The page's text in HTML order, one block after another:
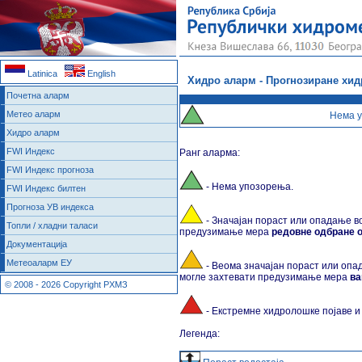
Хидро аларм - Прогнозиране
Нема
Ранг аларма:
- Нема упозорења.
- Значајан пораст или опадање
предузимање мера редовне одбране
- Веома значајан пораст или
могле захтевати предузимање мера
- Екстремне хидролошке појаве и
Легенда:
Latinica English
Почетна аларм
Метео аларм
Хидро аларм
FWI Индекс
FWI Индекс прогноза
FWI Индекс билтен
Прогноза УВ индекса
Топли / хладни таласи
Документација
Метеоаларм ЕУ
© 2008 - 2026 Copyright РХМЗ